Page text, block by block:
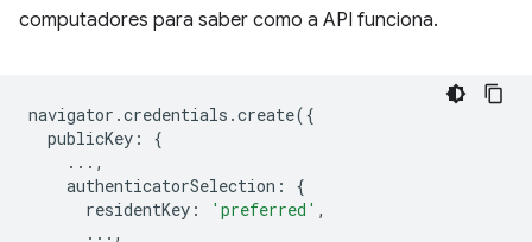
computadores para saber como a API funciona.
navigator .credentials .create({
publicKey :
{
...,
authenticatorSelection :
{
residentKey : 'preferred' ,
...,